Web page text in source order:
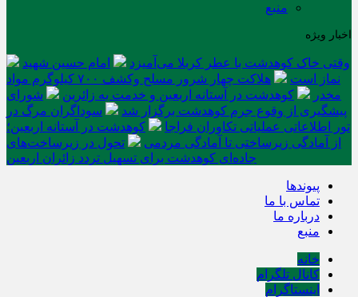
منبع
اخبار ویژه
وقتی خاک کوهدشت با عطر کربلا می‌آمیزد
امام حسین شهید
نماز است
هلاکت چهار شرور مسلح وکشف ۷۰۰ کیلوگرم مواد
مخدر
کوهدشت در آستانه اربعین و خدمت‌ به زائرین
شورای
پیشگیری از وقوع جرم کوهدشت برگزار شد
سوداگران مرگ در
تور اطلاعاتی عملیاتی تکاوران فراجا
کوهدشت در آستانه اربعین؛
از آمادگی زیرساختی تا آمادگی مردمی
تحول در زیرساخت‌های
جاده‌ای کوهدشت برای تسهیل تردد زائران اربعین
پیوندها
تماس با ما
درباره ما
منبع
خانه
کانال تلگرام
اینستاگرام